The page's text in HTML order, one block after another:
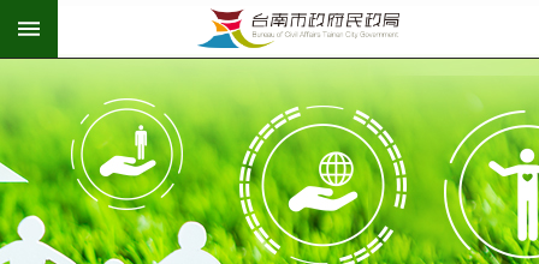
跳到主要內容區塊